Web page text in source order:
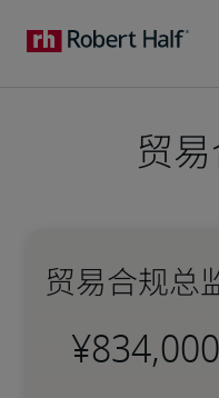
贸
贸易合规总